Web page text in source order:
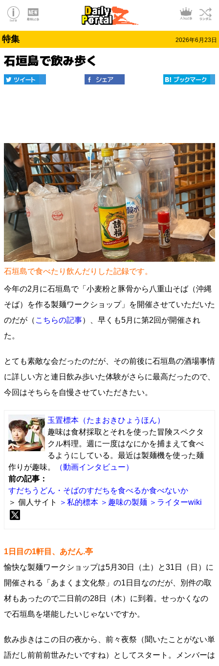
特集 2026年6月23日
石垣島で飲み歩く
石垣島で食べたり飲んだりした記録です。
今年の2月に石垣島で「小麦粉と豚骨から八重山そば（沖縄
そば）を作る製麺ワークショップ」を開催させていただいた
のだが（ こちらの記事）、早くも5月に第2回が開催され
た。
とても素敵な会だったのだが、その前後に石垣島の酒場事情
に詳しい方と連日飲み歩いた体験がさらに最高だったので、
今回はそちらを自慢させていただきたい。
玉置標本 （たまおきひょうほん）
趣味は食材採取とそれを使った冒険スペクタ
クル料理。週に一度はなにかを捕まえて食べ
るようにしている。最近は製麺機を使った麺
作りが趣味。
（動画インタビュー）
前の記事：
すだちうどん・そばのすだちを食べるか食べないか
＞ 個人サイト
＞私的標本 ＞趣味の製麺 ＞ライターwiki
1日目の1軒目、あだん.亭
愉快な製麺ワークショップは5月30日（土）と31日（日）に
開催される「あまくま文化祭」の1日目なのだが、別件の取
材もあったので二日前の28日（木）に到着。せっかくなの
で石垣島を堪能したいじゃないですか。
飲み歩きはこの日の夜から、前々夜祭（聞いたことがない単
語だし前前前世みたいですね）としてスタート。メンバーは